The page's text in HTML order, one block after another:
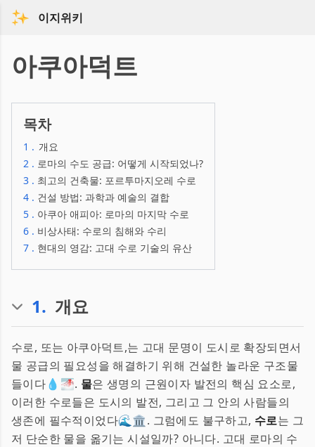
이지위키
아쿠아덕트
목차
1 . 개요
2 . 로마의 수도 공급: 어떻게 시작되었나?
3 . 최고의 건축물: 포르투마지오레 수로
4 . 건설 방법: 과학과 예술의 결합
5 . 아쿠아 애피아: 로마의 마지막 수로
6 . 비상사태: 수로의 침해와 수리
7 . 현대의 영감: 고대 수로 기술의 유산
1. 개요
수로, 또는 아쿠아덕트,는 고대 문명이 도시로 확장되면서
물 공급의 필요성을 해결하기 위해 건설한 놀라운 구조물
들이다💧🌁. 물은 생명의 근원이자 발전의 핵심 요소로,
이러한 수로들은 도시의 발전, 그리고 그 안의 사람들의
생존에 필수적이었다🌊🏛️. 그럼에도 불구하고, 수로는 그
저 단순한 물을 옮기는 시설일까? 아니다. 고대 로마의 수